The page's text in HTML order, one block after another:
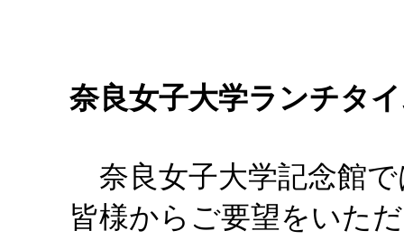
奈良女子大学ランチタ
奈良女子大学記念館
皆様からご要望をいた